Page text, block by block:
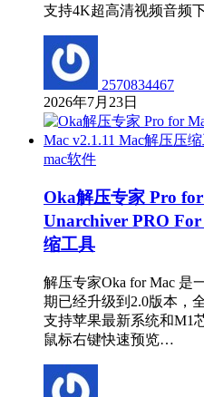
支持4K超高清视频音频
2570834467
2026年7月23日
mac软件
Oka解压专家 Pro
Unarchiver PRO
缩工具
解压专家Oka for Mac 是
期已经升级到2.0版本，
支持苹果最新系统和M1
鼠标右键快速预览…